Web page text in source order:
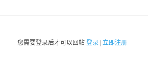
您需要登录后才可以回帖 登录 立即注册